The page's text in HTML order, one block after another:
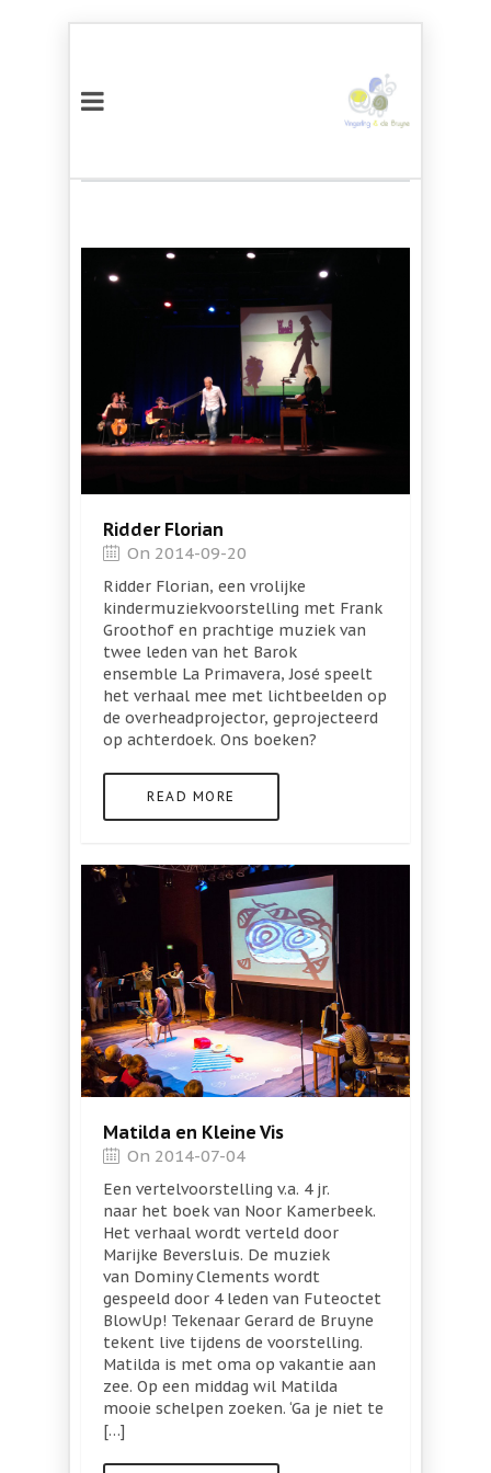
Ridder Florian
On 2014-09-20
Ridder Florian, een vrolijke
kindermuziekvoorstelling met Frank
Groothof en prachtige muziek van
twee leden van het Barok
ensemble La Primavera, José speelt
het verhaal mee met lichtbeelden op
de overheadprojector, geprojecteerd
op achterdoek. Ons boeken?
READ MORE
Matilda en Kleine Vis
On 2014-07-04
Een vertelvoorstelling v.a. 4 jr.
naar het boek van Noor Kamerbeek.
Het verhaal wordt verteld door
Marijke Beversluis. De muziek
van Dominy Clements wordt
gespeeld door 4 leden van Futeoctet
BlowUp! Tekenaar Gerard de Bruyne
tekent live tijdens de voorstelling.
Matilda is met oma op vakantie aan
zee. Op een middag wil Matilda
mooie schelpen zoeken. ‘Ga je niet te
[…]